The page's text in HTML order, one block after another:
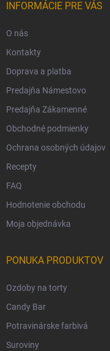
INFORMÁCIE PRE VÁS
O nás
Kontakty
Doprava a platba
Predajňa Námestovo
Predajňa Zákamenné
Obchodné podmienky
Ochrana osobných údajov
Recepty
FAQ
Hodnotenie obchodu
Moja objednávka
PONUKA PRODUKTOV
Ozdoby na torty
Candy Bar
Potravinárske farbivá
Suroviny